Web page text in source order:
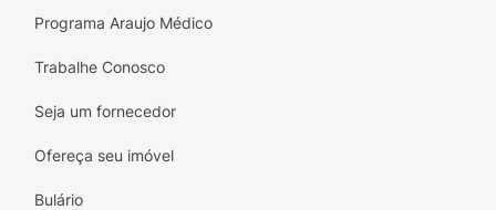
Programa Araujo Médico
Trabalhe Conosco
Seja um fornecedor
Ofereça seu imóvel
Bulário